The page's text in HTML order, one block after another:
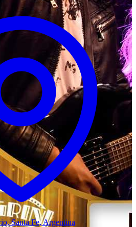
Santa Fe, Argentina